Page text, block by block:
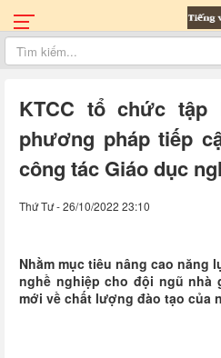
KTCC tổ chức tập
phương pháp tiếp
công tác Giáo dục
Thứ Tư - 26/10/2022 23:10
Nhằm mục tiêu nâng cao năng
nghề nghiệp cho đội ngũ nhà
mới về chất lượng đào tạo của